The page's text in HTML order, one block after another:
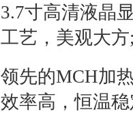
3.7寸高清液晶
工艺，美观大
领先的MCH加
效率高，恒温